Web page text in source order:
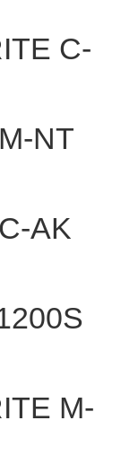
C-
NT
AK
M-